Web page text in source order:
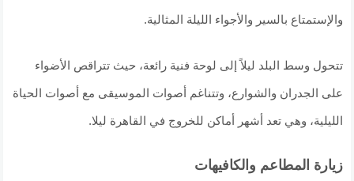
والإستمتاع بالسير والأجواء الليلة المثالية.
تتحول وسط البلد ليلاً إلى لوحة فنية رائعة، حيث تتراقص الأضواء
على الجدران والشوارع، وتتناغم أصوات الموسيقى مع أصوات الحياة
الليلية، وهي تعد أشهر أماكن للخروج في القاهرة ليلا.
زيارة المطاعم والكافيهات